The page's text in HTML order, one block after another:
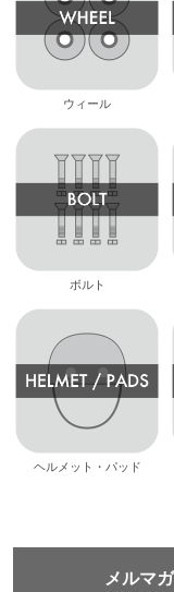
ウィール
ボルト
ヘルメット・パッド
メルマ